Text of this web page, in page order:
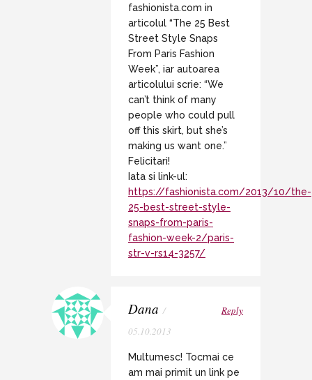
fashionista.com in
articolul “The 25 Best
Street Style Snaps
From Paris Fashion
Week”, iar autoarea
articolului scrie: “We
can’t think of many
people who could pull
off this skirt, but she’s
making us want one.”
Felicitari!
Iata si link-ul:
https://fashionista.com/2013/10/the-
25-best-street-style-
snaps-from-paris-
fashion-week-2/paris-
str-v-rs14-3257/
Dana /
05.10.2013
Reply
Multumesc! Tocmai ce
am mai primit un link pe